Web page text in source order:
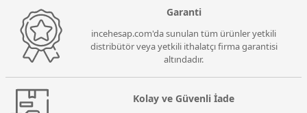
Garanti
incehesap.com'da sunulan tüm ürünler yetkili
distribütör veya yetkili ithalatçı firma garantisi
altındadır.
Kolay ve Güvenli İade